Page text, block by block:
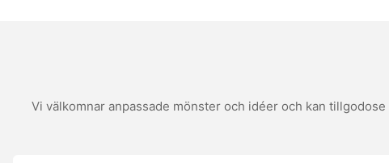
Vi välkomnar anpassade mönster och idéer och kan